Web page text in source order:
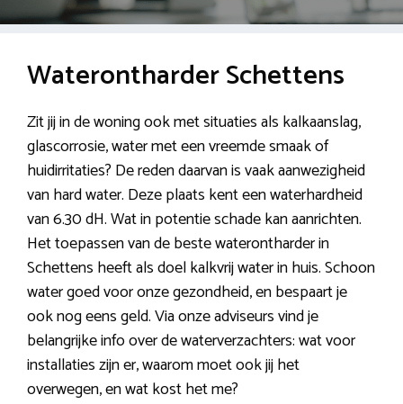
Waterontharder Schettens
Zit jij in de woning ook met situaties als kalkaanslag,
glascorrosie, water met een vreemde smaak of
huidirritaties? De reden daarvan is vaak aanwezigheid
van hard water. Deze plaats kent een waterhardheid
van 6.30 dH. Wat in potentie schade kan aanrichten.
Het toepassen van de beste waterontharder in
Schettens heeft als doel kalkvrij water in huis. Schoon
water goed voor onze gezondheid, en bespaart je
ook nog eens geld. Via onze adviseurs vind je
belangrijke info over de waterverzachters: wat voor
installaties zijn er, waarom moet ook jij het
overwegen, en wat kost het me?